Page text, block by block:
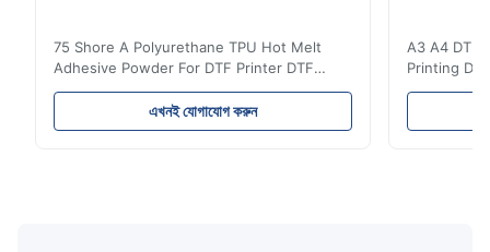
75 Shore A Polyurethane TPU Hot Melt
Adhesive Powder For DTF Printer DTF
Powder Technical Parameters Bonding
Parameters ( reference only) Temperature
110-130℃ Press 0.5-1.5 kg/cm2 Time 8-20
এখনই যোগাযোগ করুন
A3 A4 DTF
Printing
application
pattern